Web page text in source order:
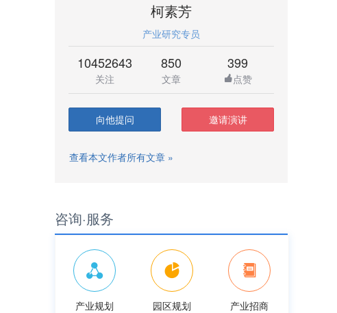
柯素芳
产业研究专员
10452643
关注
850
文章
399
点赞
向他提问 邀请演讲
查看本文作者所有文章 »
咨询·服务
产业规划 园区规划 产业招商